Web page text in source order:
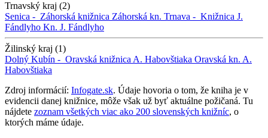
Trnavský kraj (2)
Senica - Záhorská knižnica Záhorská kn. Trnava - Knižnica J.
Fándlyho Kn. J. Fándlyho
Žilinský kraj (1)
Dolný Kubín - Oravská knižnica A. Habovštiaka Oravská kn. A.
Habovštiaka
Zdroj informácií: Infogate.sk. Údaje hovoria o tom, že kniha je v
evidencii danej knižnice, môže však už byť aktuálne požičaná. Tu
nájdete zoznam všetkých viac ako 200 slovenských knižníc, o
ktorých máme údaje.